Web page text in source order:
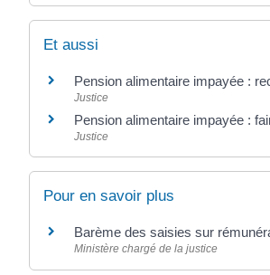
Et aussi
Pension alimentaire impayée :
Justice
Pension alimentaire impayée :
Justice
Pour en savoir plus
Barème des saisies sur
Ministère chargé de la justice